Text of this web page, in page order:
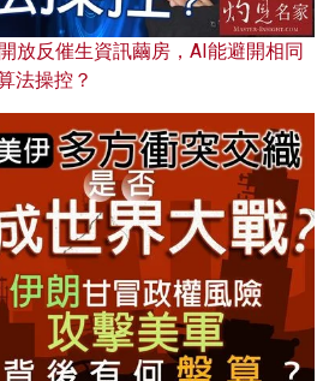
放反催生資訊繭房，AI能避開相同
法操控？